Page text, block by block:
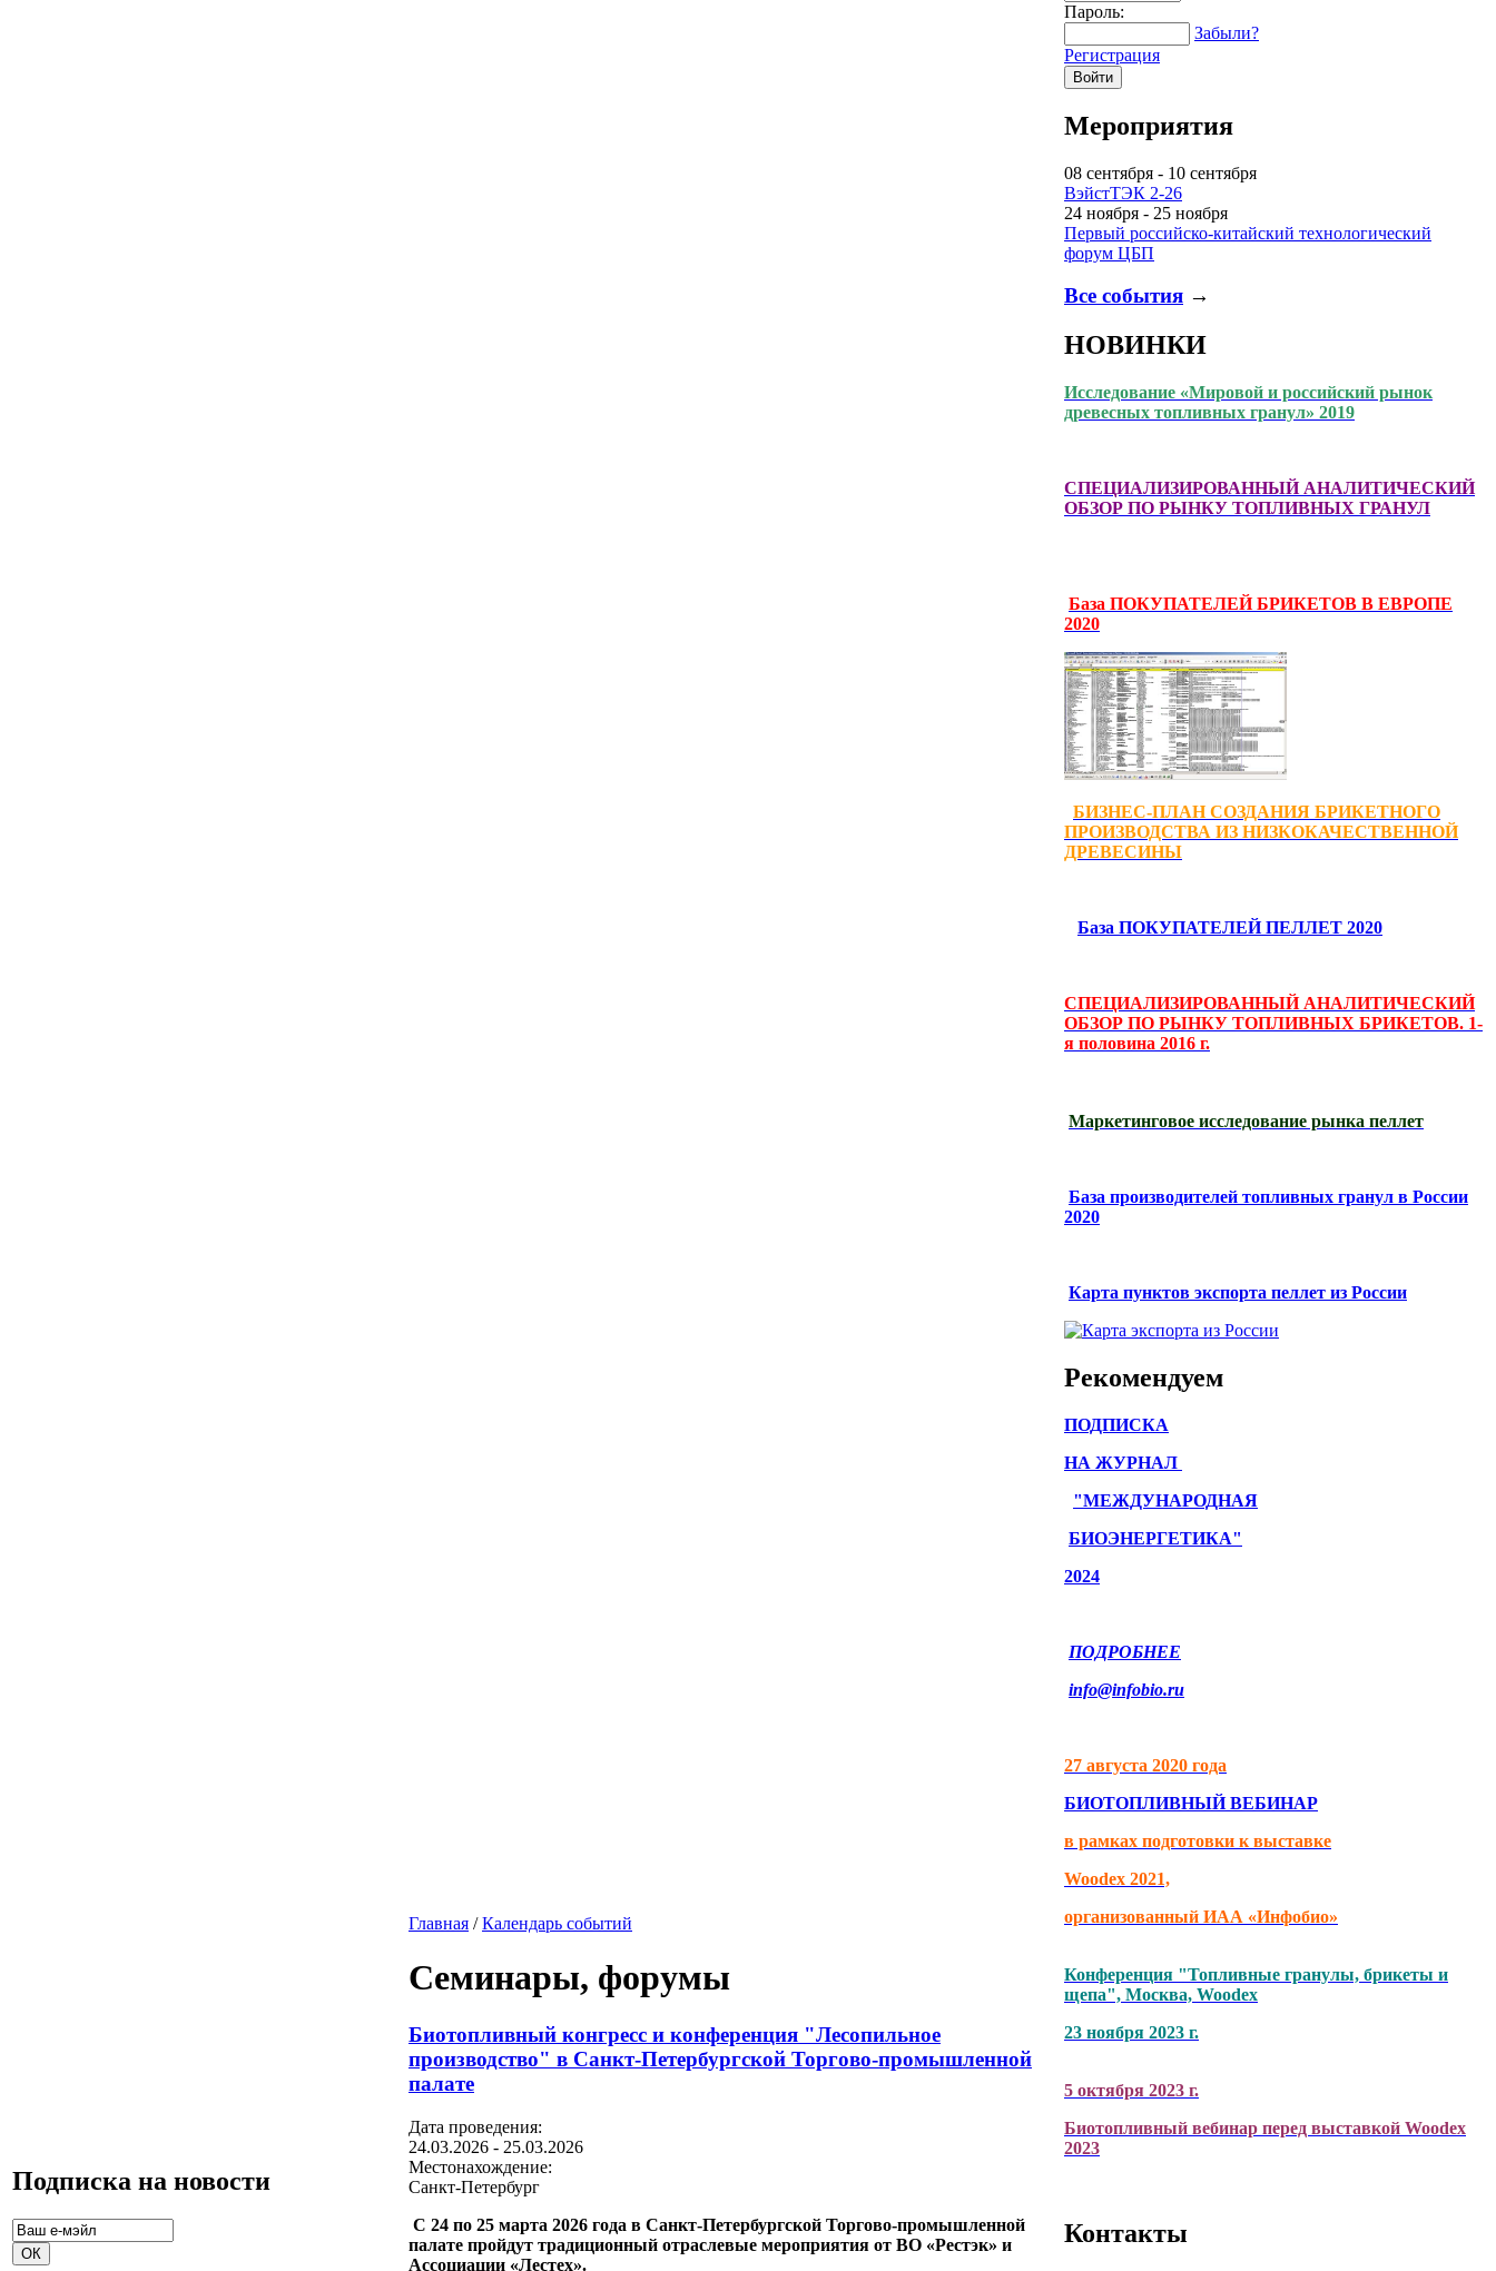
Подписка на новости
Главная /Календарь событий
Семинары, форумы
Биотопливный конгресс и конференция "Лесопильное
производство" в Санкт-Петербургской Торгово-промышленной
палате
Дата проведения:
24.03.2026 - 25.03.2026
Местонахождение:
Санкт-Петербург
С 24 по 25 марта 2026 года в Санкт-Петербургской Торгово-промышленной
палате пройдут традиционный отраслевые мероприятия от ВО «Рестэк» и
Ассоциации «Лестех».
Пароль:
Забыли?
Регистрация
Мероприятия
08 сентября - 10 сентября
ВэйстТЭК 2-26
24 ноября - 25 ноября
Первый российско-китайский технологический
форум ЦБП
Все события →
НОВИНКИ
Исследование «Мировой и российский рынок
древесных топливных гранул» 2019
СПЕЦИАЛИЗИРОВАННЫЙ АНАЛИТИЧЕСКИЙ
ОБЗОР ПО РЫНКУ ТОПЛИВНЫХ ГРАНУЛ
База ПОКУПАТЕЛЕЙ БРИКЕТОВ В ЕВРОПЕ
2020
БИЗНЕС-ПЛАН СОЗДАНИЯ БРИКЕТНОГО
ПРОИЗВОДСТВА ИЗ НИЗКОКАЧЕСТВЕННОЙ
ДРЕВЕСИНЫ
База ПОКУПАТЕЛЕЙ ПЕЛЛЕТ 2020
СПЕЦИАЛИЗИРОВАННЫЙ АНАЛИТИЧЕСКИЙ
ОБЗОР ПО РЫНКУ ТОПЛИВНЫХ БРИКЕТОВ. 1-
я половина 2016 г.
Маркетинговое исследование рынка пеллет
База производителей топливных гранул в России
2020
Карта пунктов экспорта пеллет из России
Рекомендуем
ПОДПИСКА
НА ЖУРНАЛ
"МЕЖДУНАРОДНАЯ
БИОЭНЕРГЕТИКА"
2024
ПОДРОБНЕЕ
info@infobio.ru
27 августа 2020 года
БИОТОПЛИВНЫЙ ВЕБИНАР
в рамках подготовки к выставке
Woodex 2021,
организованный ИАА «Инфобио»
Конференция "Топливные гранулы, брикеты и
щепа", Москва, Woodex
23 ноября 2023 г.
5 октября 2023 г.
Биотопливный вебинар перед выставкой Woodex
2023
Контакты